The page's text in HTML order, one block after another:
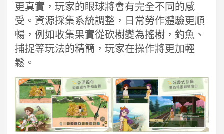
更真實，玩家的眼球將會有完全不同的感
受。資源採集系統調整，日常勞作體驗更順
暢，例如收集果實從砍樹變為搖樹，釣魚、
捕捉等玩法的精簡，玩家在操作將更加輕
鬆。